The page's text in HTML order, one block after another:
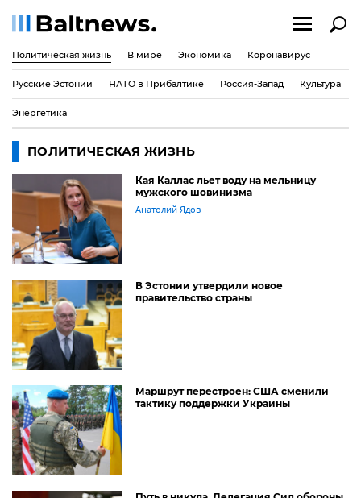
Политическая жизнь В мире Экономика Коронавирус
Русские Эстонии НАТО в Прибалтике Россия-Запад Культура
Энергетика
ПОЛИТИЧЕСКАЯ ЖИЗНЬ
Кая Каллас льет воду на мельницу
мужского шовинизма
Анатолий Ядов
В Эстонии утвердили новое
правительство страны
Маршрут перестроен: США сменили
тактику поддержки Украины